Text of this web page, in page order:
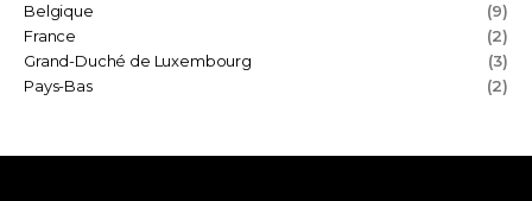
Belgique
(9)
France
(2)
Grand-Duché de Luxembourg
(3)
Pays-Bas
(2)